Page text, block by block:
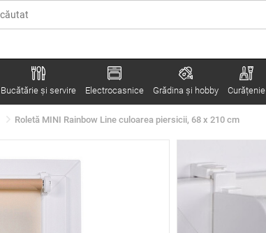
Bucătărie și servire Electrocasnice Grădina şi hobby Curățenie
Roletă MINI Rainbow Line culoarea piersicii, 68 x 210 cm